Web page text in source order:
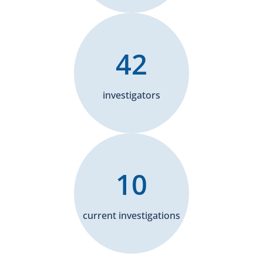
investigators
42
current investigations
10